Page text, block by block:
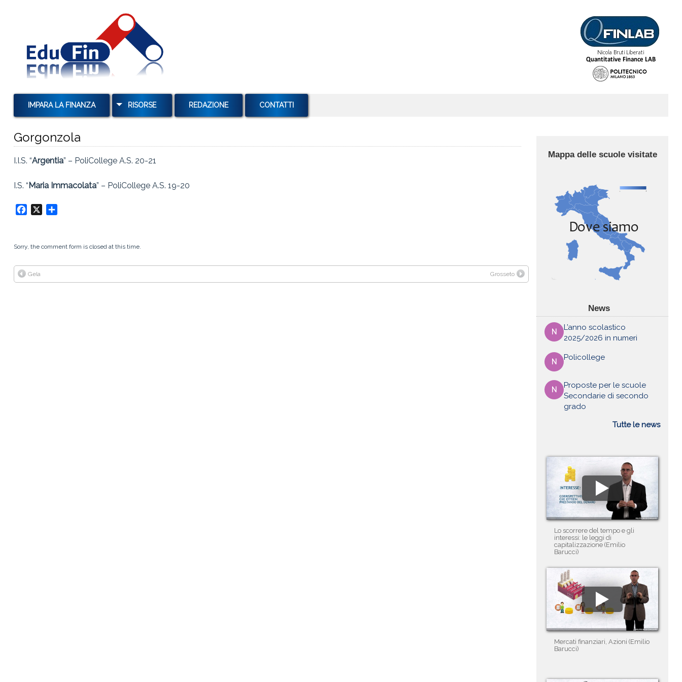
IMPARA LA FINANZA RISORSE
TAN E TAEG
TASSI E USURA
TASSI DI INTERESSE E
CAPITALIZZAZIONE
REDAZIONE CONTATTI
Gorgonzola
I.I.S. “Argentia” – PoliCollege A.S. 20-21
I.S. “ Maria Immacolata” – PoliCollege A.S. 19-20
Facebook
Sorry, the comment form is closed at this time.
Gela Grosseto
Mappa delle scuole visitate
News
N
L’anno scolastico
2025/2026 in numeri
N Policollege
N
Proposte per le scuole
Secondarie di secondo
grado
Tutte le news
Lo scorrere del tempo e gli
interessi: le leggi di
capitalizzazione (Emilio
Barucci)
Mercati finanziari, Azioni (Emilio
Barucci)